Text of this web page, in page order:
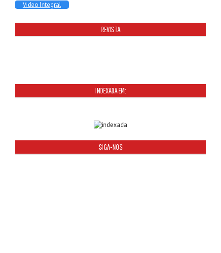
Video Integral
REVISTA
INDEXADA EM:
SIGA-NOS